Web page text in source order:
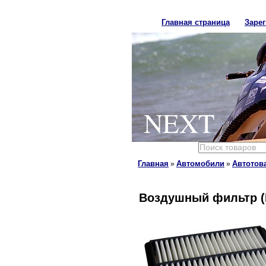
Главная страница
NEXT
Главная » Автомобили »
Воздушный фильтр